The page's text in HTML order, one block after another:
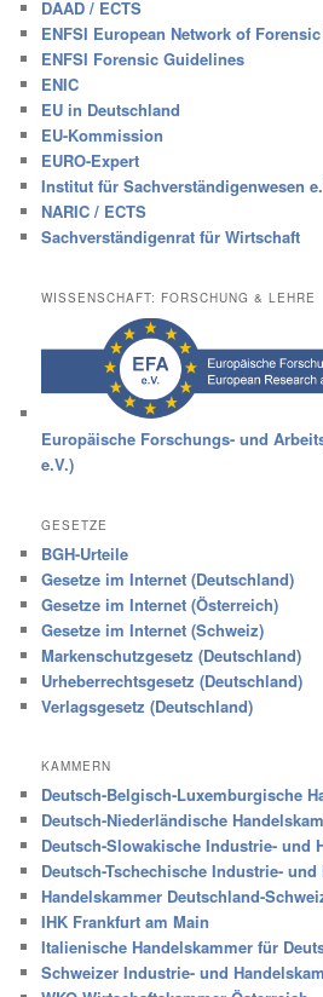
DAAD / ECTS
ENFSI European Network of
ENFSI Forensic Guidelines
ENIC
EU in Deutschland
EU-Kommission
EURO-Expert
Institut für Sachverständigenwesen
NARIC / ECTS
Sachverständigenrat für Wirtschaft
WISSENSCHAFT: FORSCHUNG & LEHRE
Europäische Forschungs- und
e.V.)
GESETZE
BGH-Urteile
Gesetze im Internet (Deutschland)
Gesetze im Internet (Österreich)
Gesetze im Internet (Schweiz)
Markenschutzgesetz (Deutschland)
Urheberrechtsgesetz (Deutschland)
Verlagsgesetz (Deutschland)
KAMMERN
Deutsch-Belgisch-Luxemburgische
Deutsch-Niederländische
Deutsch-Slowakische Industrie- und
Deutsch-Tschechische Industrie-
Handelskammer Deutschland-
IHK Frankfurt am Main
Italienische Handelskammer für
Schweizer Industrie- und